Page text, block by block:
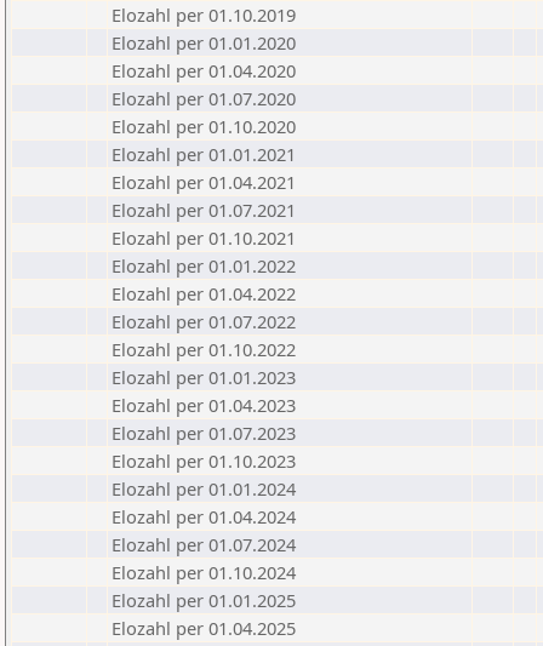
Elozahl per 01.10.2019
Elozahl per 01.01.2020
Elozahl per 01.04.2020
Elozahl per 01.07.2020
Elozahl per 01.10.2020
Elozahl per 01.01.2021
Elozahl per 01.04.2021
Elozahl per 01.07.2021
Elozahl per 01.10.2021
Elozahl per 01.01.2022
Elozahl per 01.04.2022
Elozahl per 01.07.2022
Elozahl per 01.10.2022
Elozahl per 01.01.2023
Elozahl per 01.04.2023
Elozahl per 01.07.2023
Elozahl per 01.10.2023
Elozahl per 01.01.2024
Elozahl per 01.04.2024
Elozahl per 01.07.2024
Elozahl per 01.10.2024
Elozahl per 01.01.2025
Elozahl per 01.04.2025